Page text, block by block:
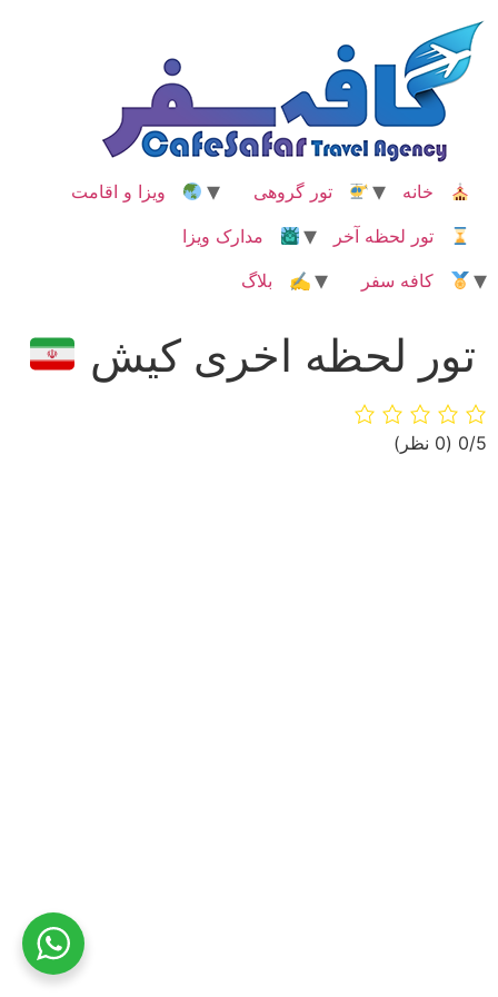
محتوا
خانه تور گروهی
ویزا و اقامت
تور لحظه آخر
مدارک ویزا
کافه سفر
✍ بلاگ
تور لحظه اخری کیش
‫0/5 ‫(0 نظر)